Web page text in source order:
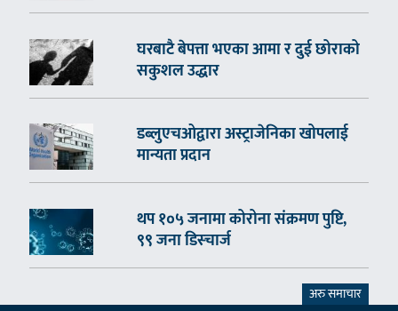
घरबाटै बेपत्ता भएका आमा र दुई छोराको
सकुशल उद्धार
डब्लुएचओद्वारा अस्ट्राजेनिका खोपलाई
मान्यता प्रदान
थप १०५ जनामा कोरोना संक्रमण पुष्टि,
९९ जना डिस्चार्ज
अरु समाचार